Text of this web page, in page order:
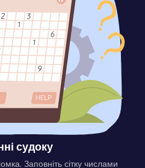
судоку
Заповніть сітку числами